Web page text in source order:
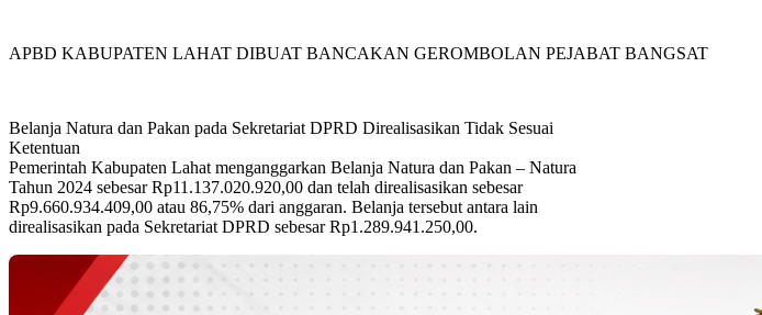
APBD KABUPATEN LAHAT DIBUAT BANCAKAN GEROMBOLAN PEJABAT BANGSAT
Belanja Natura dan Pakan pada Sekretariat DPRD Direalisasikan Tidak Sesuai
Ketentuan
Pemerintah Kabupaten Lahat menganggarkan Belanja Natura dan Pakan – Natura
Tahun 2024 sebesar Rp11.137.020.920,00 dan telah direalisasikan sebesar
Rp9.660.934.409,00 atau 86,75% dari anggaran. Belanja tersebut antara lain
direalisasikan pada Sekretariat DPRD sebesar Rp1.289.941.250,00.